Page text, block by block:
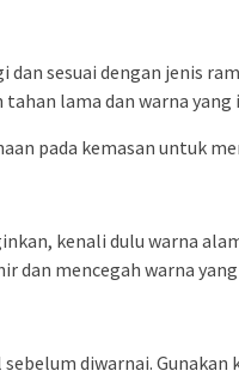
sesuai dengan jenis
lama dan warna yang
pada kemasan untuk
kenali dulu warna
dan mencegah warna
diwarnai. Gunakan